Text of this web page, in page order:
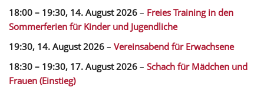
18:00 – 19:30, 14. August 2026 – Freies Training in den
Sommerferien für Kinder und Jugendliche
19:30, 14. August 2026 – Vereinsabend für Erwachsene
18:30 – 19:30, 17. August 2026 – Schach für Mädchen und
Frauen (Einstieg)